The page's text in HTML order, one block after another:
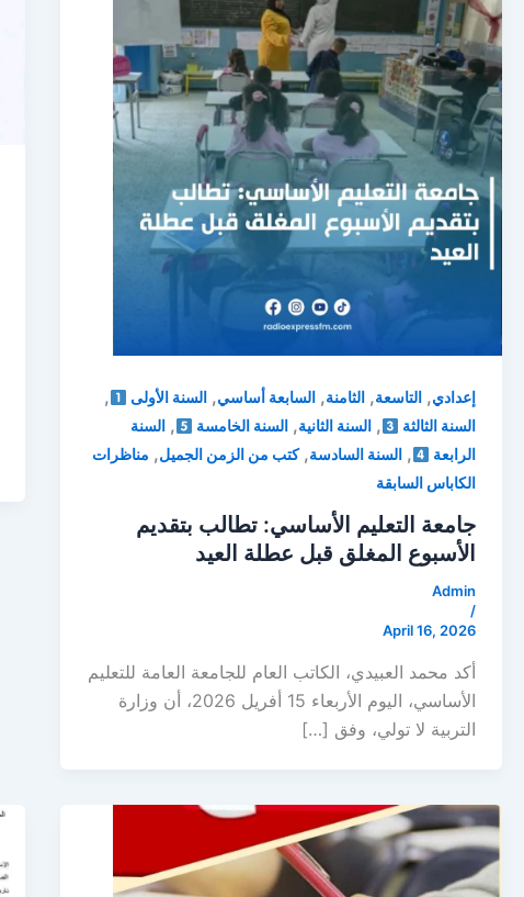
إعدادي, التاسعة, الثامنة, السابعة أساسي, السنة الأولى ,
السنة الثالثة , السنة الثانية, السنة الخامسة , السنة
الرابعة
, السنة السادسة,كتب من الزمن الجميل, مناظرات
الكاباس السابقة
جامعة التعليم الأساسي: تطالب بتقديم
الأسبوع المغلق قبل عطلة العيد
Admin
/
April 16, 2026
أكد محمد العبيدي، الكاتب العام للجامعة العامة للتعليم
الأساسي، اليوم الأربعاء 15 أفريل 2026، أن وزارة
التربية لا تولي، وفق […]